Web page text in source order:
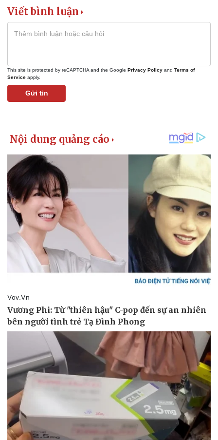
Viết bình luận
This site is protected by reCAPTCHA and the Google Privacy Policy and Terms of
Service apply.
Gửi tin